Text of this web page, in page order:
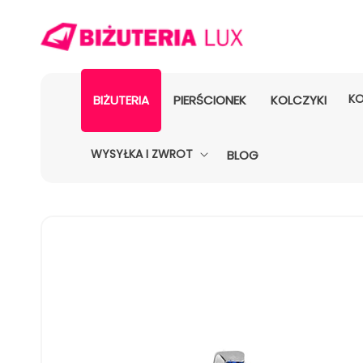
BIŻUTERIA PIERŚCIONEK KOLCZYKI
WYSYŁKA I ZWROT BLOG